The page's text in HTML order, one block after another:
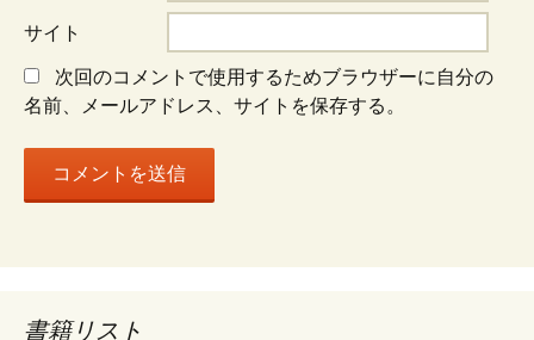
ョ
ン
サイト
次回のコメントで使用するためブラウザーに自分の
名前、メールアドレス、サイトを保存する。
書籍リスト